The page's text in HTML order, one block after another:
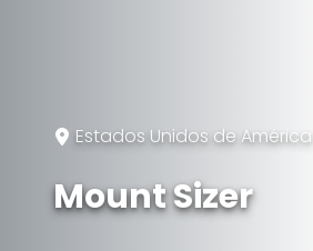
Estados Unidos de América
Mount Sizer